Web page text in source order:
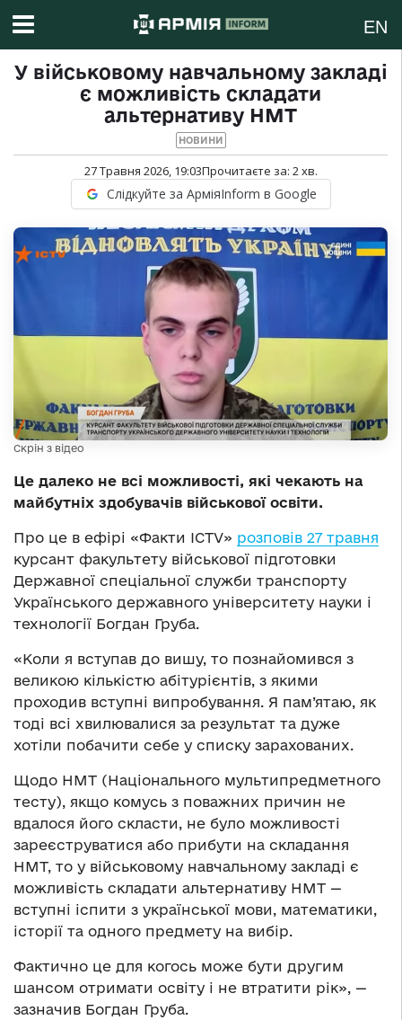
EN
У військовому навчальному закладі
є можливість складати
альтернативу НМТ
НОВИНИ
27 Травня 2026, 19:03Прочитаєте за: 2хв.
Слідкуйте за АрміяInform в Google
Скрін з відео
Це далеко не всі можливості, які чекають на
майбутніх здобувачів військової освіти.
Про це в ефірі «Факти ICTV» розповів 27 травня
курсант факультету військової підготовки
Державної спеціальної служби транспорту
Українського державного університету науки і
технології Богдан Груба.
«Коли я вступав до вишу, то познайомився з
великою кількістю абітурієнтів, з якими
проходив вступні випробування. Я пам’ятаю, як
тоді всі хвилювалися за результат та дуже
хотіли побачити себе у списку зарахованих.
Щодо НМТ (Національного мультипредметного
тесту), якщо комусь з поважних причин не
вдалося його скласти, не було можливості
зареєструватися або прибути на складання
НМТ, то у військовому навчальному закладі є
можливість складати альтернативу НМТ —
вступні іспити з української мови, математики,
історії та одного предмету на вибір.
Фактично це для когось може бути другим
шансом отримати освіту і не втратити рік», —
зазначив Богдан Груба.